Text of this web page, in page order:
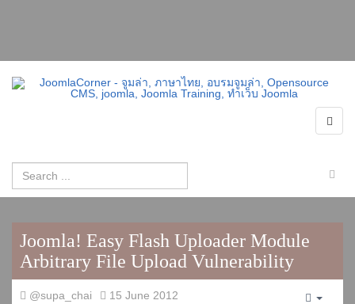
Joomla! Easy Flash Uploader Module
Arbitrary File Upload Vulnerability
@supa_chai
15 June 2012